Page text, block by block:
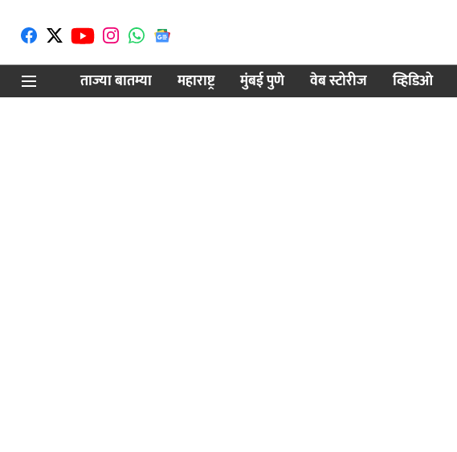
ताज्या बातम्या
महाराष्ट्र मुंबई पुणे वेब स्टोरीज व्हिडिओ